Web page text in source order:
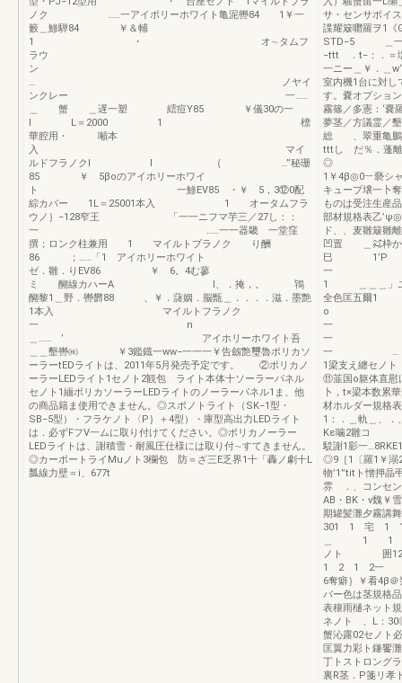
ノク ……一アイポリーホワイト亀泥轡84 1￥一
籔＿鯵騨84 ￥＆輔
1 ・ オ∼タムフ
ラウ
ン
… ノヤイ
ンクレー 一……
＿ 蟹 ＿遅一塑 繧痘Y85 ￥儀30の一
l L＝2000 1 標
華腔用・ 噸本
入 マイ
ルドフラノクl l ｛ …”秘珊
85 ￥ 5βoのアイホリーホワイ
ト 一鯵EV85 ・￥ 5，3⑫0配
綜カバー 1L＝25001本入 1 オータムフラ
ウノ｝−128窄王 「一一ニフマ芋三／27し：：
一 ……一一器畿 一堂窪
撰；ロンク柱兼用 1 マイルトブラノク り酬
86 ；……「1 アイホリーホワイト
ゼ．雛．りEV86 ￥ 6。4む蓼
ミ 醐線カハーA l、．掩，。 鴇
醐黎1＿野．轡欝88 、￥．藷姻．脳甑＿．．．．滋．墨艶
1本入 マイルトフラノク
一 n
＿…… ’ アイホリーホワイト吾
＿＿墾轡㈱ ￥3鑑鐡一ww−一一一￥告劔艶璽魯ポリカソ
ーラーtEDライトは、2011年5月発売予定です。 ②ポリカノ
ーラーLEDライト1セノト2観包 ライト本体十ソーラーパネル
セノト1緬ボリカソーラーLEDライトのノーラーパネル1ま、他
の商品籍ま使用できません。◎スポノトライト（SK−1型・
SB−5型）・フラケノト〈P｝＋4型）・庫型高出力LEDライト
は．必ずFフV一ムに取り付けてください。◎ポリカノーラー
LEDライトは、謝積雪・耐風圧仕様には取り付∼すてきません。
◎カーポートライMuノト3欄包 防＝ざ三E乏界1十「轟ノ劇十L
瓢線力壁＝i、677t
サ・センサボイ
諜耀簸囎羅ヲ
STD−5 ＿一
−ttt ．t−：．＝
一ニー＿￥．＿
室内機1台に対
す。嚢オプショ
霧篠／多憲：‘
夢茎／方議霊／
総 、翠重亀鵬
tttし だ％．蓬離
◎ ：「
1￥4β◎0︸褻シ
キューブ壌一卜
ものは受注生産
部材規格表乙
ド、、麦
凹置 ＿㌶枠
巳 1’P −
1 ＿＿＿」
全色匡五
一
一
1梁支え纏セノ
⑪韮国o躯体直慰
卜，t×梁本数累
材ホルダー規格
1：．＿軌＿、．
Kε噛2雛コ
駁謝1影一
◎9［1〔羅1￥溺
物’1”titト憎押晶
雰 ．、コンセ
AB・BK・v魏￥
期罐髪灘夕霧講
301 1 宅 1 1lM
＿ 1 1 1つな
ノト 囲
1 2 1 2一
6奪癖｝￥看4β
バー色は茎規格
表穰雨樋ネット
ネノト 、L：
蟹沁露02セノト
匡翼力彩ト鎌饗
丁トストロング
裏R茎．P箋リ孝